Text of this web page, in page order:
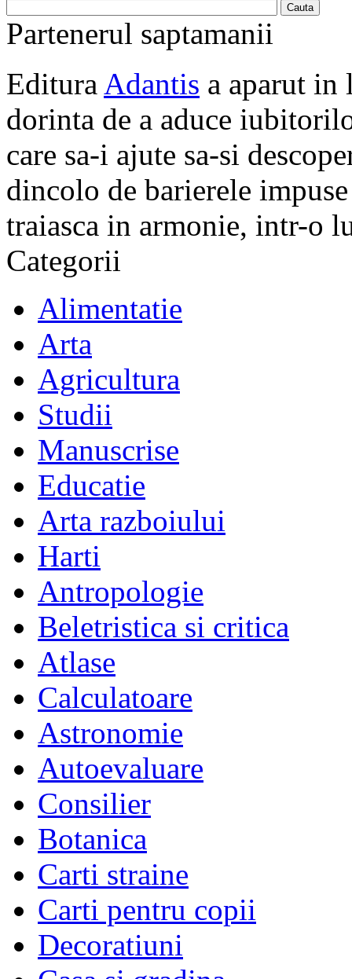
Partenerul saptamanii
Editura Adantis a aparut in
dorinta de a aduce
care sa-i ajute sa-si
dincolo de barierele
traiasca in armonie, intr-o
Categorii
Alimentatie
Arta
Agricultura
Studii
Manuscrise
Educatie
Arta razboiului
Harti
Antropologie
Beletristica si critica
Atlase
Calculatoare
Astronomie
Autoevaluare
Consilier
Botanica
Carti straine
Carti pentru copii
Decoratiuni